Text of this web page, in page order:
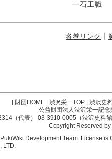
一石工職
各巻リンク
[財団HOME| 渋沢栄一TOP| 渋沢史
公益財団法人渋沢栄一記
（代表） 03-3910-0005（渋沢史料
Copyright Reserved
PukiWiki Development Team. License is
LTD.